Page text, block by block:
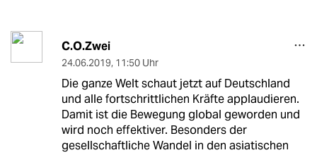
C.O.Zwei
24.06.2019, 11:50 Uhr
Die ganze Welt schaut jetzt auf Deutschland
und alle fortschrittlichen Kräfte applaudieren.
Damit ist die Bewegung global geworden und
wird noch effektiver. Besonders der
gesellschaftliche Wandel in den asiatischen